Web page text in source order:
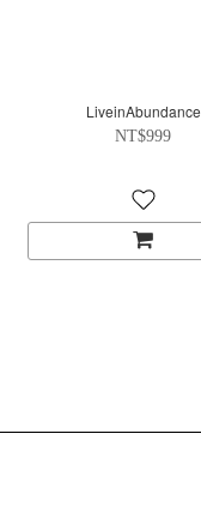
LiveinAbundance
NT$999